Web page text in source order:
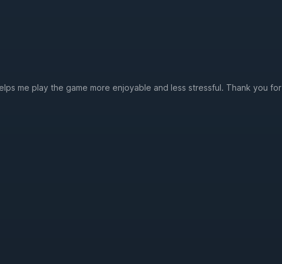
me play the game more enjoyable and less stressful. Thank you for